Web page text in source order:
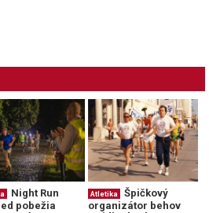
Night Run
pobežia
Atletika
Špičkový
organizátor behov